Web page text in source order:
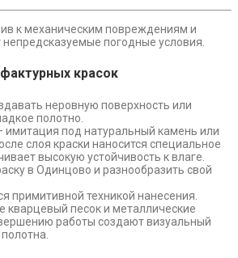
к механическим повреждениям и
погодные условия.
красок
неровную поверхность или
полотно.
имитация под натуральный камень или
слоя краски наносится специальное
высокую устойчивость к влаге.
в Одинцово и разнообразить свой
примитивной техникой нанесения.
кварцевый песок и металлические
работы создают визуальный